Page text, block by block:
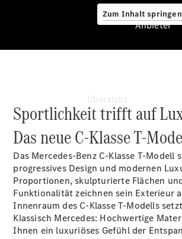
Zum Inhalt springen
Startseite
Ansprechpartner
finden
Beratung
Anbieter
Sportlichkeit trifft auf
Das neue C-Klasse T-
Das Mercedes-Benz C-Klasse T-Modell
progressives Design und modernen
Proportionen, skulpturierte Flächen
Funktionalität zeichnen sein Exterieur
Innenraum des C-Klasse T-Modells
Klassisch Mercedes: Hochwertige
Ihnen ein luxuriöses Gefühl der